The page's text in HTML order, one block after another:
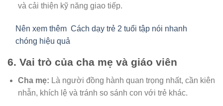
và cải thiện kỹ năng giao tiếp.
Nên xem thêm Cách dạy trẻ 2 tuổi tập nói nhanh
chóng hiệu quả
6. Vai trò của cha mẹ và giáo viên
Cha mẹ: Là người đồng hành quan trọng nhất, cần kiên
nhẫn, khích lệ và tránh so sánh con với trẻ khác.